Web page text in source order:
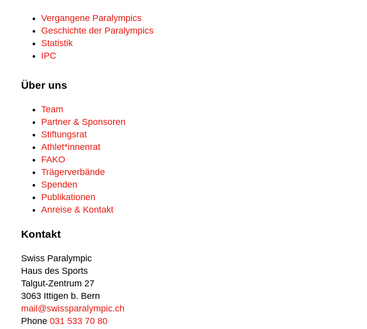
Vergangene Paralympics
Geschichte der Paralympics
Statistik
IPC
Über uns
Team
Partner & Sponsoren
Stiftungsrat
Athlet*innenrat
FAKO
Trägerverbände
Spenden
Publikationen
Anreise & Kontakt
Kontakt
Swiss Paralympic
Haus des Sports
Talgut-Zentrum 27
3063 Ittigen b. Bern
mail@swissparalympic.ch
Phone 031 533 70 80